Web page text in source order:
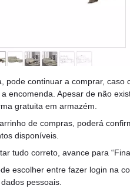
pode continuar a comprar,
encomenda. Apesar de não
gratuita em armazém.
de compras, poderá
disponíveis.
tudo correto, avance para
escolher entre fazer login na
pessoais.